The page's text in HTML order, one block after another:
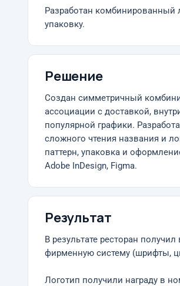
Разработан комбинированный
упаковку.
Решение
Создан симметричный
ассоциации с доставкой,
популярной графики.
сложного чтения названия и
паттерн, упаковка и
Adobe InDesign, Figma.
Результат
В результате ресторан
фирменную систему (шрифты,
Логотип получили награду в